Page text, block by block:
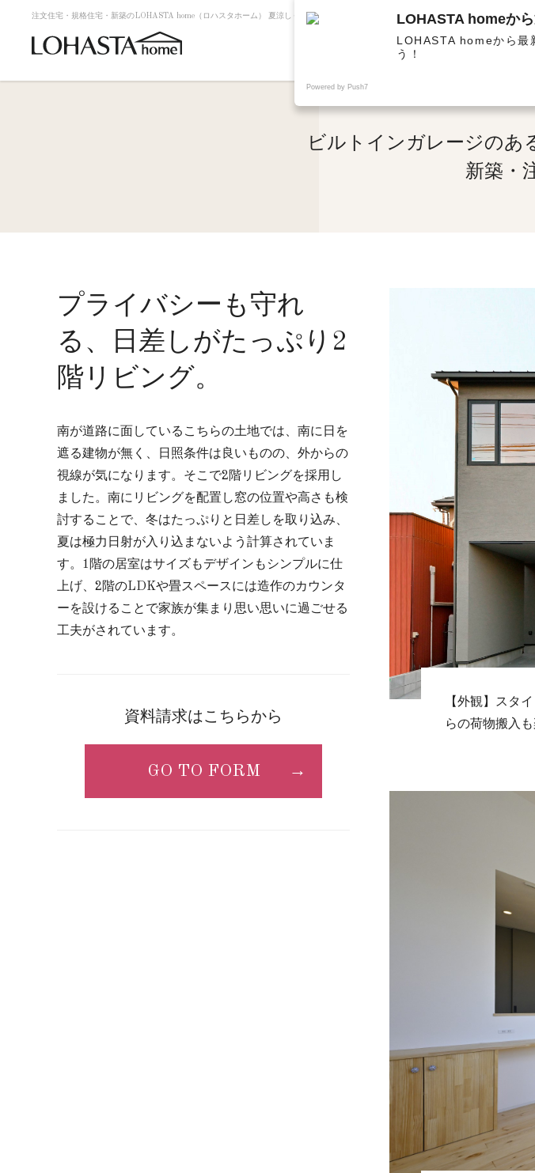
注文住宅・規格住宅・新築のLOHASTA home（ロハスタホーム） 夏涼しく冬暖かい高断熱・高気密の高性能住宅 | ビルトインガレージのあ
ビルトインガレージのあ
新築・
プライバシーも守れ
る、日差しがたっぷり2
階リビング。
南が道路に面しているこちらの土地では、南に日を
遮る建物が無く、日照条件は良いものの、外からの
視線が気になります。そこで2階リビングを採用し
ました。南にリビングを配置し窓の位置や高さも検
討することで、冬はたっぷりと日差しを取り込み、
夏は極力日射が入り込まないよう計算されていま
す。1階の居室はサイズもデザインもシンプルに仕
上げ、2階のLDKや畳スペースには造作のカウンタ
ーを設けることで家族が集まり思い思いに過ごせる
工夫がされています。
資料請求はこちらから
GO TO FORM →
【外観】スタ
らの荷物搬入も
LOHASTA homeか
LOHASTA homeから最
う！
Powered by Push7